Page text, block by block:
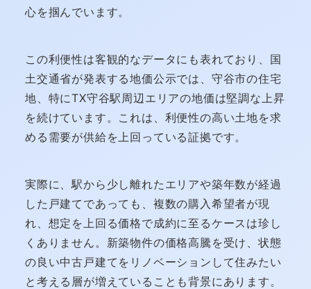
心を掴んでいます。
この利便性は客観的なデータにも表れており、国
土交通省が発表する地価公示では、守谷市の住宅
地、特にTX守谷駅周辺エリアの地価は堅調な上昇
を続けています。これは、利便性の高い土地を求
める需要が供給を上回っている証拠です。
実際に、駅から少し離れたエリアや築年数が経過
した戸建てであっても、複数の購入希望者が現
れ、想定を上回る価格で成約に至るケースは珍し
くありません。新築物件の価格高騰を受け、状態
の良い中古戸建てをリノベーションして住みたい
と考える層が増えていることも背景にあります。